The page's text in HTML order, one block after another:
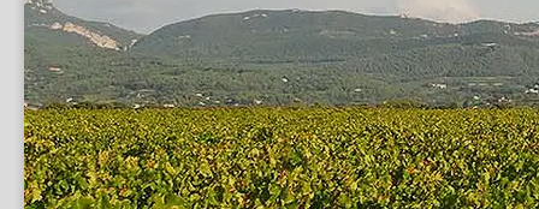
Descrivi il